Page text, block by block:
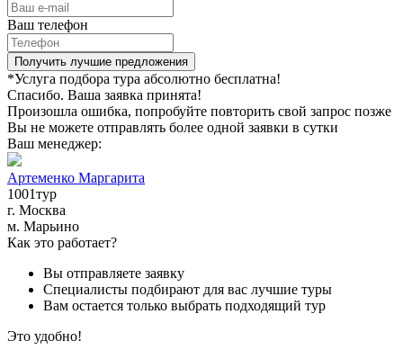
Ваш телефон
Получить лучшие предложения
*Услуга подбора тура абсолютно бесплатна!
Спасибо. Ваша заявка принята!
Произошла ошибка, попробуйте повторить свой запрос позже
Вы не можете отправлять более одной заявки в сутки
Ваш менеджер:
Артеменко Маргарита
1001тур
г. Москва
м. Марьино
Как это работает?
Вы отправляете заявку
Специалисты подбирают для вас лучшие туры
Вам остается только выбрать подходящий тур
Это удобно!